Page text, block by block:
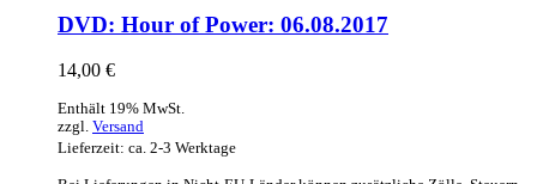
DVD: Hour of Power: 06.08.2017
14,00 €
Enthält 19% MwSt.
zzgl. Versand
Lieferzeit: ca. 2-3 Werktage